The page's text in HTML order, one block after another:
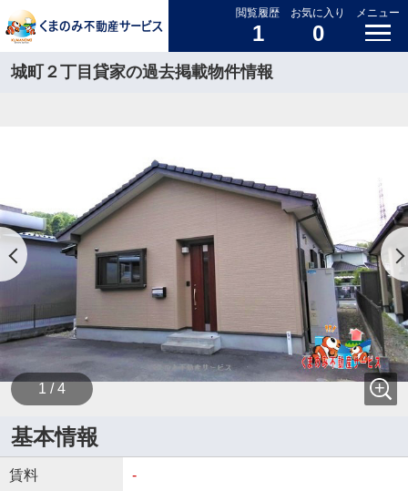
閲覧履歴
1
お気に入り
0
メニュー
城町２丁目貸家の過去掲載物件情報
1 / 4
基本情報
賃料 -